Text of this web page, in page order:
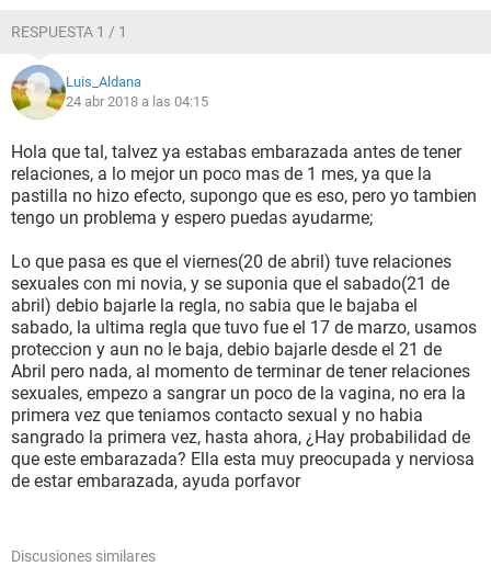
RESPUESTA 1 / 1
Luis_Aldana
24 abr 2018 a las 04:15
Hola que tal, talvez ya estabas embarazada antes de tener
relaciones, a lo mejor un poco mas de 1 mes, ya que la
pastilla no hizo efecto, supongo que es eso, pero yo tambien
tengo un problema y espero puedas ayudarme;
Lo que pasa es que el viernes(20 de abril) tuve relaciones
sexuales con mi novia, y se suponia que el sabado(21 de
abril) debio bajarle la regla, no sabia que le bajaba el
sabado, la ultima regla que tuvo fue el 17 de marzo, usamos
proteccion y aun no le baja, debio bajarle desde el 21 de
Abril pero nada, al momento de terminar de tener relaciones
sexuales, empezo a sangrar un poco de la vagina, no era la
primera vez que teniamos contacto sexual y no habia
sangrado la primera vez, hasta ahora, ¿Hay probabilidad de
que este embarazada? Ella esta muy preocupada y nerviosa
de estar embarazada, ayuda porfavor
Discusiones similares